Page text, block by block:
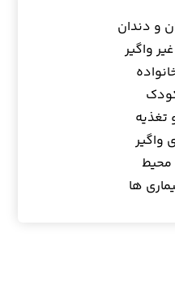
و دندان
واگیر
واگیر
ها